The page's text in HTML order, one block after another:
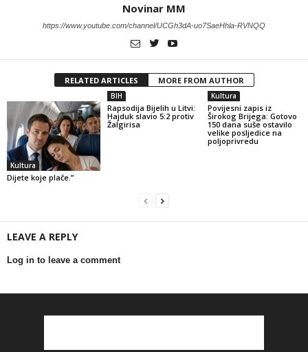
Novinar MM
https://www.youtube.com/channel/UCGh3dA-uo7SaeHhla-RVNQQ
RELATED ARTICLES MORE FROM AUTHOR
Kultura
Dijete koje plače.”
BIH
Rapsodija Bijelih u Litvi:
Hajduk slavio 5:2 protiv
Žalgirisa
Kultura
Povijesni zapis iz
Širokog Brijega: Gotovo
150 dana suše ostavilo
velike posljedice na
poljoprivredu
LEAVE A REPLY
Log in to leave a comment